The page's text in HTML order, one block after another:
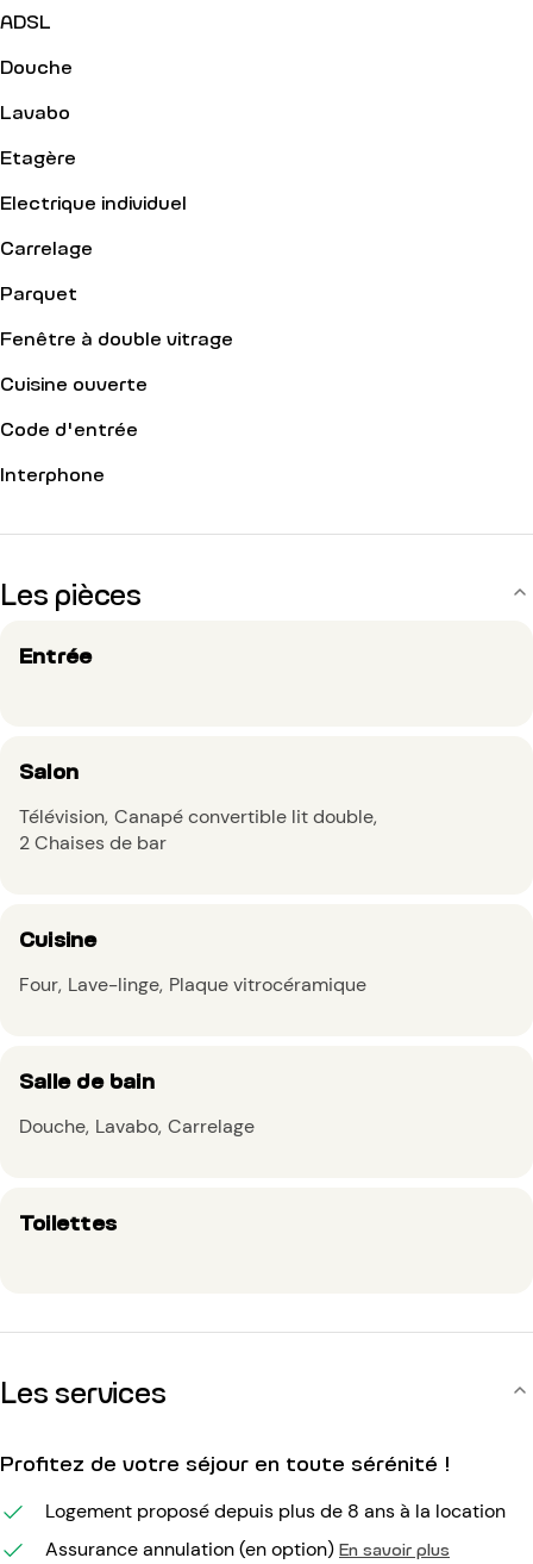
ADSL
Douche
Lavabo
Etagère
Electrique individuel
Carrelage
Parquet
Fenêtre à double vitrage
Cuisine ouverte
Code d'entrée
Interphone
Les pièces
Entrée
Salon
Télévision Canapé convertible lit double
2 Chaises de bar
Cuisine
Four Lave-linge Plaque vitrocéramique
Salle de bain
Douche Lavabo Carrelage
Toilettes
Les services
Profitez de votre séjour en toute sérénité !
Logement proposé depuis plus de 8 ans à la location
Assurance annulation (en option) En savoir plus